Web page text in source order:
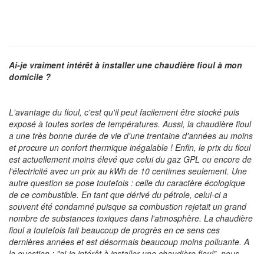
Ai-je vraiment intérêt à installer une chaudière fioul à mon
domicile ?
L'avantage du fioul, c'est qu'il peut facilement être stocké puis
exposé à toutes sortes de températures. Aussi, la chaudière fioul
a une très bonne durée de vie d'une trentaine d'années au moins
et procure un confort thermique inégalable ! Enfin, le prix du fioul
est actuellement moins élevé que celui du gaz GPL ou encore de
l'électricité avec un prix au kWh de 10 centimes seulement. Une
autre question se pose toutefois : celle du caractère écologique
de ce combustible. En tant que dérivé du pétrole, celui-ci a
souvent été condamné puisque sa combustion rejetait un grand
nombre de substances toxiques dans l'atmosphère. La chaudière
fioul a toutefois fait beaucoup de progrès en ce sens ces
dernières années et est désormais beaucoup moins polluante. A